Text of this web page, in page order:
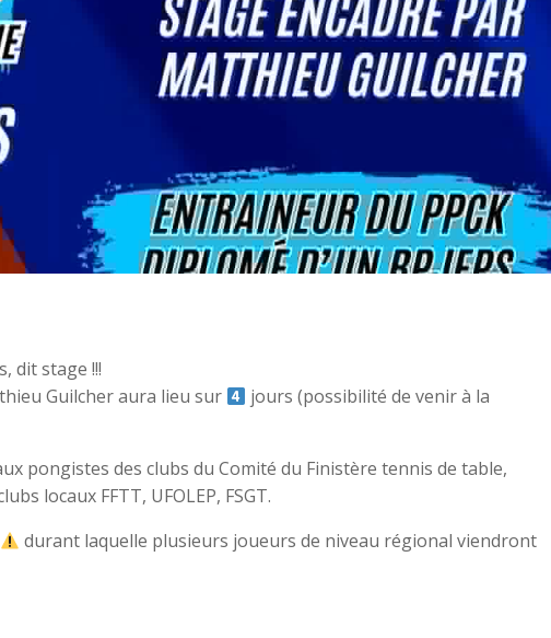
dit stage !!!
Guilcher aura lieu sur
jours (possibilité de venir à la
pongistes des clubs du Comité du Finistère tennis de table,
locaux FFTT, UFOLEP, FSGT.
durant laquelle plusieurs joueurs de niveau régional viendront